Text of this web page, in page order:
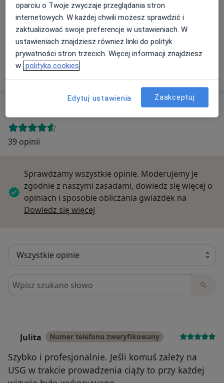
Powiększ mapę
Niepubliczny Zakład Opieki Zrowotnej Stogi
Stryjewskiego 29, 80-631 Gdańsk
39 opinii
Sprawdzamy wszystkie opinie. Moderujemy je
zgodnie z naszymi zasadami, dowiedz się więcej o
opiniach i sposobie obliczania gwiazdek na
Dowiedz się więcej
Szukaj w opiniach
Julita Numer telefonu zweryfikowany
Szybko i profesjonalnie. Jeśli komuś zależy na
USG w trakcie prowadzenia ciąży to przy każdej
oparciu o Twoje zwyczaje przeglądania stron
internetowych. W każdej chwili możesz sprawdzić i
zaktualizować swoje preferencje w ustawieniach. W
ustawieniach znajdziesz również linki do polityk
prywatności stron trzecich. Więcej informacji znajdziesz
w polityka cookies
Edytuj ustawienia Zaakceptuj